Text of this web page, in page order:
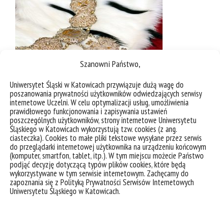
Szanowni Państwo,
Uniwersytet Śląski w Katowicach przywiązuje dużą wagę do
poszanowania prywatności użytkowników odwiedzających serwisy
internetowe Uczelni. W celu optymalizacji usług, umożliwienia
prawidłowego funkcjonowania i zapisywania ustawień
poszczególnych użytkowników, strony internetowe Uniwersytetu
Śląskiego w Katowicach wykorzystują tzw. cookies (z ang.
ciasteczka). Cookies to małe pliki tekstowe wysyłane przez serwis
do przeglądarki internetowej użytkownika na urządzeniu końcowym
(komputer, smartfon, tablet, itp.). W tym miejscu możecie Państwo
podjąć decyzję dotyczącą typów plików cookies, które będą
wykorzystywane w tym serwisie internetowym. Zachęcamy do
zapoznania się z Polityką Prywatności Serwisów Internetowych
Uniwersytetu Śląskiego w Katowicach.